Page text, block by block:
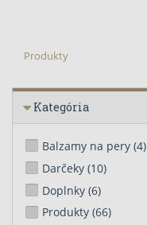
Produkty
Kategória
Balzamy na pery (4)
Darčeky (10)
Doplnky (6)
Produkty (66)